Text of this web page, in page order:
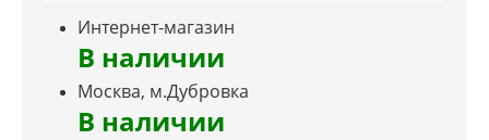
Интернет-магазин
В наличии
Москва, м.Дубровка
В наличии